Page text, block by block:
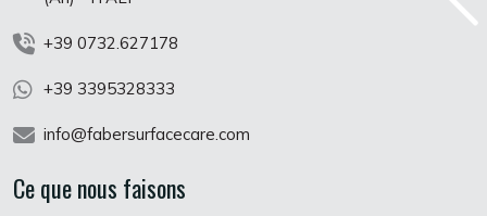
+39 0732.627178
+39 3395328333
info@fabersurfacecare.com
Ce que nous faisons